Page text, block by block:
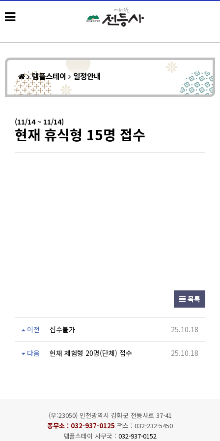
템플스테이 일정안내
(11/14 ~ 11/14)
현재 휴식형 15명 접수
목록
이전 접수불가 25.10.18
다음 현재 체험형 20명(단체) 접수 25.10.18
(우:23050) 인천광역시 강화군 전등사로 37-41
종무소 : 032-937-0125 팩스 : 032-232-5450
템플스테이 사무국 : 032-937-0152